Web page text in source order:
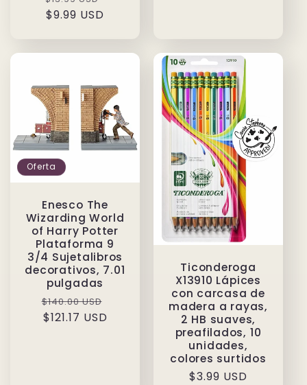
habitual
$9.99 USD
Oferta
Enesco The
Wizarding World
of Harry Potter
Plataforma 9
3/4 Sujetalibros
decorativos, 7.01
pulgadas
Precio
habitual
$140.00 USD
$121.17 USD
Ticonderoga
X13910 Lápices
con carcasa de
madera a rayas,
2 HB suaves,
preafilados, 10
unidades,
colores surtidos
Precio
$3.99 USD